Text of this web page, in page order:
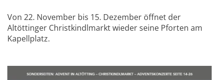
Von 22. November bis 15. Dezember öffnet der
Altöttinger Christkindlmarkt wieder seine Pforten am
Kapellplatz.